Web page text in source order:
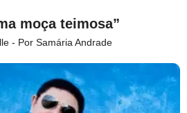
moça teimosa”
- Por Samária Andrade